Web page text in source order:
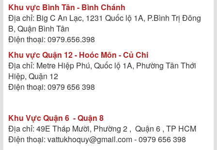
Khu vực Bình Tân - Bình Chánh
Địa chỉ: Big C An Lạc, 1231 Quốc lộ 1A, P.Bình Trị Đông
B, Quận Bình Tân
Điện thoại: 0979.656.398
Khu vực Quận 12 - Hoóc Môn - Củ Chi
Địa chỉ: Metre Hiệp Phú, Quốc lộ 1A, Phường Tân Thới
Hiệp, Quận 12
Điện thoại: 0979 656 398
Khu Vực Quận 6 - Quận 8
Địa chỉ: 49E Tháp Mười, Phường 2 , Quận 6 , TP HCM
Điện thoại: vattukhoquy@gmail.com - 0979 656 398